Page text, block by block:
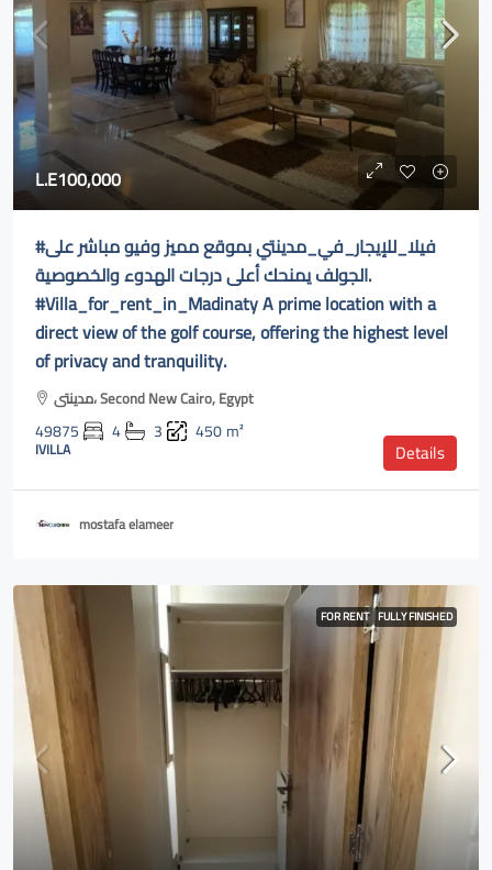
L.E100,000
#فيلا_للإيجار_في_مدينتي بموقع مميز وفيو مباشر على
الجولف يمنحك أعلى درجات الهدوء والخصوصية.
#Villa_for_rent_in_Madinaty A prime location with a
direct view of the golf course, offering the highest level
of privacy and tranquility.
مدينتى، Second New Cairo, Egypt
49875 4 3 450m²
IVILLA Details
mostafa elameer
FOR RENT FULLY FINISHED